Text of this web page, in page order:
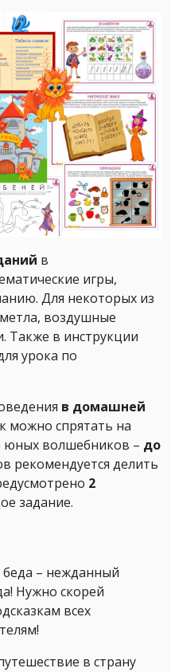
в
игры,
Для некоторых из
воздушные
Также в инструкции
урока по
в домашней
можно спрятать на
юных волшебников – до
рекомендуется делить
2
задание.
беда – нежданный
Нужно скорей
всех
в страну